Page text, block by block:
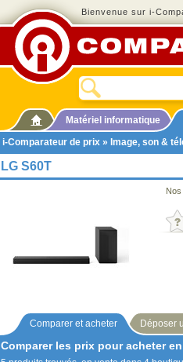
Bienvenue sur i-
Matériel informatique
i-Comparateur de prix » Image, son &
LG S60T
Comparer et acheter Déposer
Comparer les prix pour acheter